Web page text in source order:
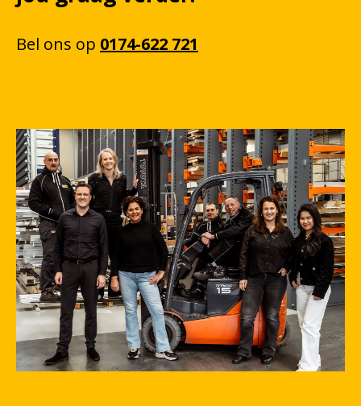
Bel ons op 0174-622 721